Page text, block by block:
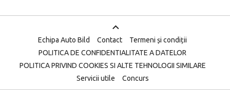
Echipa Auto Bild Contact
Termeni și condiții
POLITICA DE CONFIDENTIALITATE A DATELOR
POLITICA PRIVIND COOKIES SI ALTE TEHNOLOGII SIMILARE
Servicii utile
Concurs